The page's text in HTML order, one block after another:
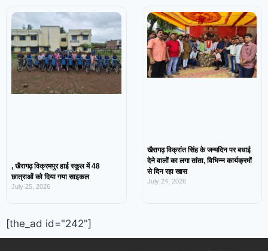
, खैरागढ़ विक्रमपुर हाई स्कूल में 48
छात्राओं को दिया गया साइकल
July 25, 2026
खैरागढ़ विक्रांत सिंह के जन्मदिन पर बधाई
देने वालों का लगा तांता, विभिन्न कार्यक्रमों
से दिन रहा खास
July 24, 2026
[the_ad id="242"]